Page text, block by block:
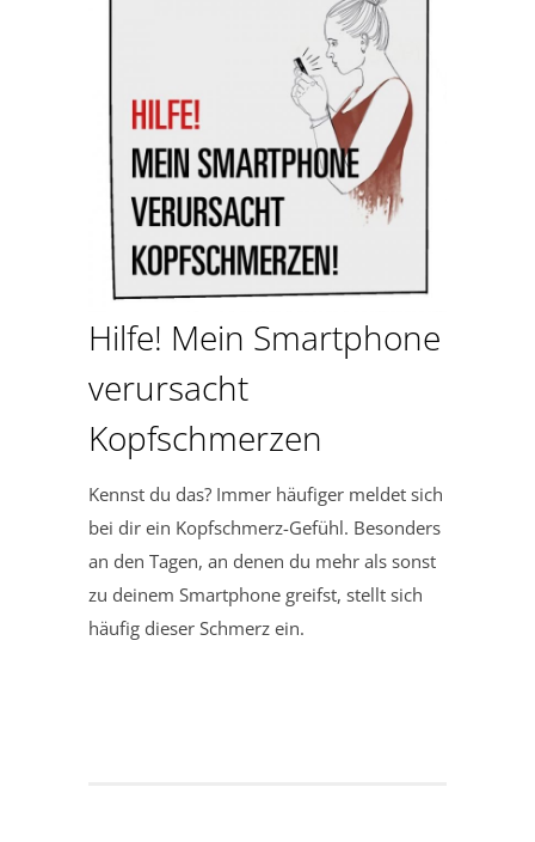
Hilfe! Mein Smartphone
verursacht
Kopfschmerzen
Kennst du das? Immer häufiger meldet sich
bei dir ein Kopfschmerz-Gefühl. Besonders
an den Tagen, an denen du mehr als sonst
zu deinem Smartphone greifst, stellt sich
häufig dieser Schmerz ein.